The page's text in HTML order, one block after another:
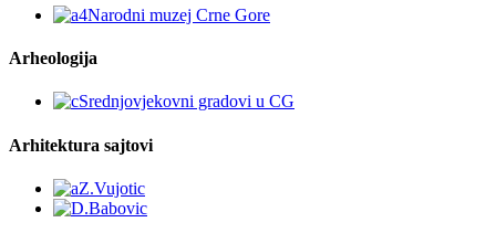
Arheologija
Arhitektura sajtovi